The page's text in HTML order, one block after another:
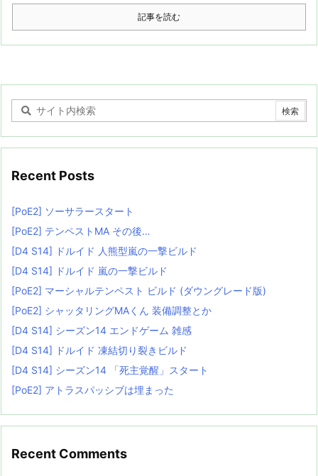
記事を読む
Recent Posts
[PoE2] ソーサラースタート
[PoE2] テンペストMA その後…
[D4 S14] ドルイド 人熊型嵐の一撃ビルド
[D4 S14] ドルイド 嵐の一撃ビルド
[PoE2] マーシャルテンペスト ビルド (ダウングレード版)
[PoE2] シャッタリングMAくん 装備調整とか
[D4 S14] シーズン14 エンドゲーム 雑感
[D4 S14] ドルイド 凍結切り裂きビルド
[D4 S14] シーズン14 「死主覚醒」スタート
[PoE2] アトラスパッシブは埋まった
Recent Comments